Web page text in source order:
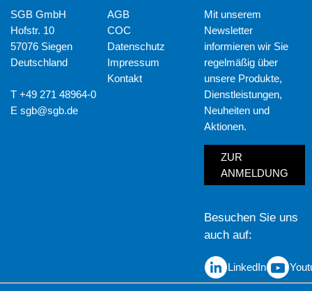
SGB GmbH
Hofstr. 10
57076 Siegen
Deutschland
T +49 271 48964-0
Esgb@sgb.de
AGB
COC
Datenschutz
Impressum
Kontakt
Mit unserem
Newsletter
informieren wir Sie
regelmäßig über
unsere Produkte,
Dienstleistungen,
Neuheiten und
Aktionen.
ZUR
ANMELDUNG
Besuchen Sie uns
auch auf
LinkedIn